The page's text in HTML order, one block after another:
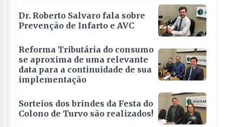
Dr. Roberto Salvaro fala sobre
Prevenção de Infarto e AVC
Reforma Tributária do consumo
se aproxima de uma relevante
data para a continuidade de sua
implementação
Sorteios dos brindes da Festa do
Colono de Turvo são realizados!